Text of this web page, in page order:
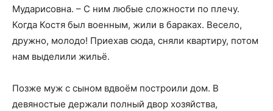
Мударисовна. – С ним любые сложности по плечу.
Когда Костя был военным, жили в бараках. Весело,
дружно, молодо! Приехав сюда, сняли квартиру, потом
нам выделили жильё.
Позже муж с сыном вдвоём построили дом. В
девяностые держали полный двор хозяйства,